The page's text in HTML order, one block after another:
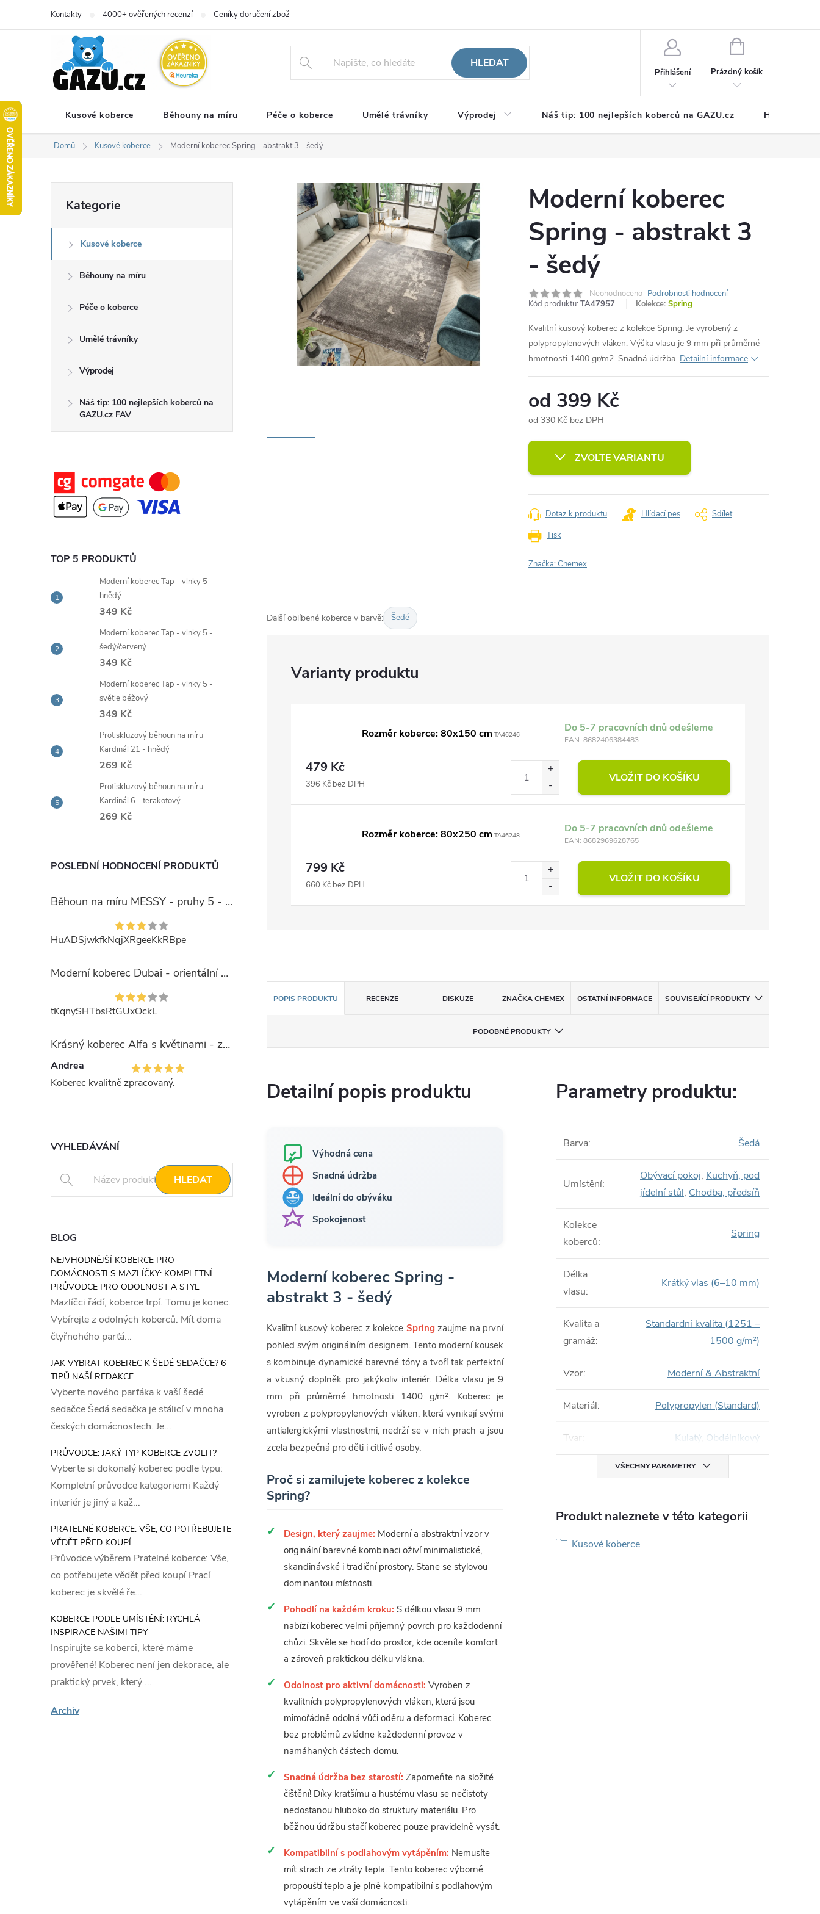
Kontakty 4000+ ověřených recenzí Ceníky doručení zboží
HLEDAT
Přihlášení
NÁKUPNÍ
Prázdný košík
Kusové koberce Běhouny na míru Péče o koberce Umělé trávníky Výprodej Náš tip: 100 nejlepších koberců na GAZU.cz Hodnocení
Domů Kusové koberce Moderní koberec Spring - abstrakt 3 - šedý
o
s
í
p
a
n
e
l
kategorie
Kategorie
Kusové koberce
Běhouny na míru
Péče o koberce
Umělé trávníky
Výprodej
Náš tip: 100 nejlepších koberců na
GAZU.cz FAV
TOP 5 PRODUKTŮ
Moderní koberec Tap - vlnky 5 -
hnědý
349 Kč
Moderní koberec Tap - vlnky 5 -
šedý/červený
349 Kč
Moderní koberec Tap - vlnky 5 -
světle béžový
349 Kč
Protiskluzový běhoun na míru
Kardinál 21 - hnědý
269 Kč
Protiskluzový běhoun na míru
Kardinál 6 - terakotový
269 Kč
POSLEDNÍ HODNOCENÍ PRODUKTŮ
Běhoun na míru MESSY - pruhy 5 - béžový
HuADSjwkfkNqjXRgeeKkRBpe
Moderní koberec Dubai - orientální 6 - červený
tKqnySHTbsRtGUxOckL
Krásný koberec Alfa s květinami - zelený
Andrea
Koberec kvalitně zpracovaný.
VYHLEDÁVÁNÍ
HLEDAT
BLOG
NEJVHODNĚJŠÍ KOBERCE PRO
DOMÁCNOSTI S MAZLÍČKY: KOMPLETNÍ
PRŮVODCE PRO ODOLNOST A STYL
Mazlíčci řádí, koberce trpí. Tomu je konec.
Vybírejte z odolných koberců. Mít doma
čtyřnohého parťá...
JAK VYBRAT KOBEREC K ŠEDÉ SEDAČCE? 6
TIPŮ NAŠÍ REDAKCE
Vyberte nového parťáka k vaší šedé
sedačce Šedá sedačka je stálicí v mnoha
českých domácnostech. Je...
PRŮVODCE: JAKÝ TYP KOBERCE ZVOLIT?
Vyberte si dokonalý koberec podle typu:
Kompletní průvodce kategoriemi Každý
interiér je jiný a kaž...
PRATELNÉ KOBERCE: VŠE, CO POTŘEBUJETE
VĚDĚT PŘED KOUPÍ
Průvodce výběrem Pratelné koberce: Vše,
co potřebujete vědět před koupí Prací
koberec je skvělé ře...
KOBERCE PODLE UMÍSTĚNÍ: RYCHLÁ
INSPIRACE NAŠIMI TIPY
Inspirujte se koberci, které máme
prověřené! Koberec není jen dekorace, ale
praktický prvek, který ...
Archiv
Moderní koberec
Spring - abstrakt 3
- šedý
Neohodnoceno Podrobnosti hodnocení
Kód produktu: TA47957 Kolekce: Spring
Kvalitní kusový koberec z kolekce Spring. Je vyrobený z
polypropylenových vláken. Výška vlasu je 9 mm při průměrné
hmotnosti 1400 gr/m2. Snadná údržba. Detailní informace
od 399 Kč
od 330 Kč bez DPH
cena:
ZVOLTE VARIANTU
Tisk
Dotaz k produktu Hlídací pes Sdílet
Značka:Chemex
Další oblíbené koberce v barvě: Šedé
Rozměr koberce: 80x150 cm TA46246
Do 5-7 pracovních dnů odešleme
EAN: 8682406384483
479 Kč
396 Kč bez DPH VLOŽIT DO KOŠÍKU
Rozměr koberce: 80x250 cm TA46248
Do 5-7 pracovních dnů odešleme
EAN: 8682969628765
799 Kč
660 Kč bez DPH VLOŽIT DO KOŠÍKU
POPIS PRODUKTU RECENZE DISKUZE ZNAČKACHEMEX OSTATNÍ INFORMACE SOUVISEJÍCÍ PRODUKTY
PODOBNÉ PRODUKTY
Detailní popis produktu
Výhodná cena
Snadná údržba
Ideální do obýváku
Spokojenost
Moderní koberec Spring -
abstrakt 3 - šedý
Kvalitní kusový koberec z kolekce Spring zaujme na první
pohled svým originálním designem. Tento moderní kousek
s kombinuje dynamické barevné tóny a tvoří tak perfektní
a vkusný doplněk pro jakýkoliv interiér. Délka vlasu je 9
mm při průměrné hmotnosti 1400 g/m². Koberec je
vyroben z polypropylenových vláken, která vynikají svými
antialergickými vlastnostmi, nedrží se v nich prach a jsou
zcela bezpečná pro děti i citlivé osoby.
Proč si zamilujete koberec z kolekce
Spring?
Design, který zaujme: Moderní a abstraktní vzor v
originální barevné kombinaci oživí minimalistické,
skandinávské i tradiční prostory. Stane se stylovou
dominantou místnosti.
Pohodlí na každém kroku: S délkou vlasu 9 mm
nabízí koberec velmi příjemný povrch pro každodenní
chůzi. Skvěle se hodí do prostor, kde oceníte komfort
a zároveň praktickou délku vlákna.
Odolnost pro aktivní domácnosti: Vyroben z
kvalitních polypropylenových vláken, která jsou
mimořádně odolná vůči oděru a deformaci. Koberec
bez problémů zvládne každodenní provoz v
namáhaných částech domu.
Snadná údržba bez starostí: Zapomeňte na složité
čištění! Díky kratšímu a hustému vlasu se nečistoty
nedostanou hluboko do struktury materiálu. Pro
běžnou údržbu stačí koberec pouze pravidelně vysát.
Kompatibilní s podlahovým vytápěním: Nemusíte
mít strach ze ztráty tepla. Tento koberec výborně
propouští teplo a je plně kompatibilní s podlahovým
vytápěním ve vaší domácnosti.
Parametry produktu:
Barva: Šedá
Umístění:
Obývací pokoj, Kuchyň, pod
jídelní stůl, Chodba, předsíň
Kolekce
koberců:
Spring
Délka
vlasu:
Krátký vlas (6–10 mm)
Kvalita a
gramáž:
Standardní kvalita (1251 –
1500 g/m²)
Vzor: Moderní & Abstraktní
Materiál: Polypropylen (Standard)
Tvar: Kulatý, Obdélníkový
VŠECHNY PARAMETRY
Produkt naleznete v této kategorii
Kusové koberce